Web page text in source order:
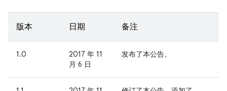
版本 日期 备注
1.0
2017 年 11
月 6 日
发布了本公告。